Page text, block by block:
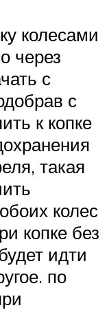
колесами
через
с
с
к копке
такая
колес
копке без
идти
по